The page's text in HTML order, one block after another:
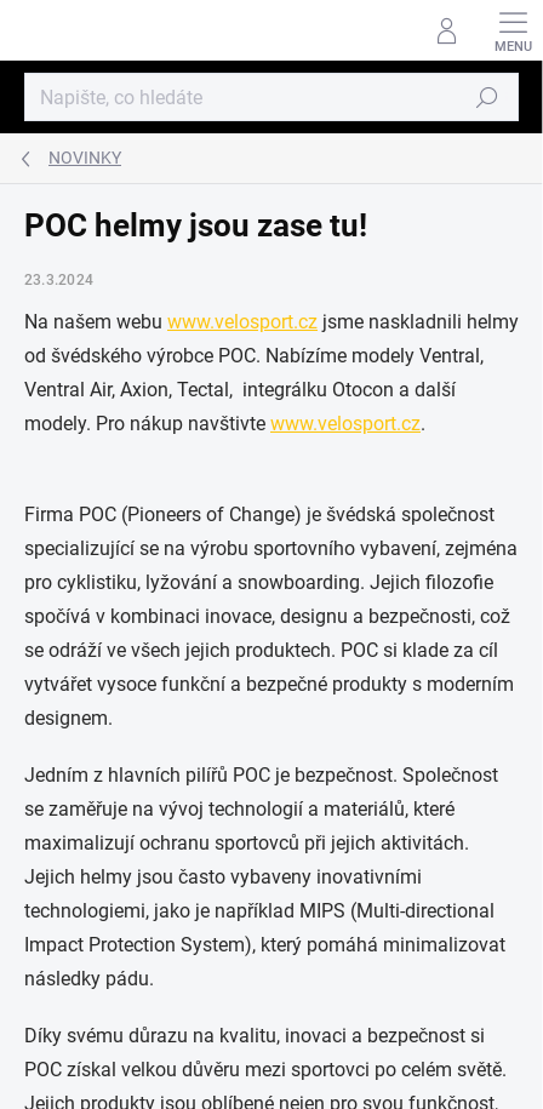
Hledat
NOVINKY
POC helmy jsou zase tu!
23.3.2024
Na našem webu www.velosport.cz jsme naskladnili helmy
od švédského výrobce POC. Nabízíme modely Ventral,
Ventral Air, Axion, Tectal, integrálku Otocon a další
modely. Pro nákup navštivte www.velosport.cz.
Firma POC (Pioneers of Change) je švédská společnost
specializující se na výrobu sportovního vybavení, zejména
pro cyklistiku, lyžování a snowboarding. Jejich filozofie
spočívá v kombinaci inovace, designu a bezpečnosti, což
se odráží ve všech jejich produktech. POC si klade za cíl
vytvářet vysoce funkční a bezpečné produkty s moderním
designem.
Jedním z hlavních pilířů POC je bezpečnost. Společnost
se zaměřuje na vývoj technologií a materiálů, které
maximalizují ochranu sportovců při jejich aktivitách.
Jejich helmy jsou často vybaveny inovativními
technologiemi, jako je například MIPS (Multi-directional
Impact Protection System), který pomáhá minimalizovat
následky pádu.
Díky svému důrazu na kvalitu, inovaci a bezpečnost si
POC získal velkou důvěru mezi sportovci po celém světě.
Jejich produkty jsou oblíbené nejen pro svou funkčnost,